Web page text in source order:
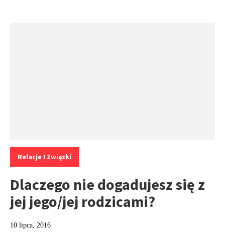
Kategorie:
Relacje I Związki
Dlaczego nie dogadujesz się z
jej jego/jej rodzicami?
10 lipca, 2016